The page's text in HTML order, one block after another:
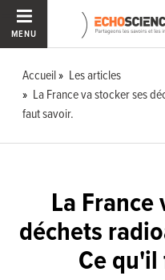
MENU
Accueil
Les articles
La France va stocker ses
faut savoir.
La France
déchets
Ce